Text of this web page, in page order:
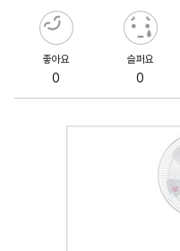
좋아요
0
슬퍼요
0